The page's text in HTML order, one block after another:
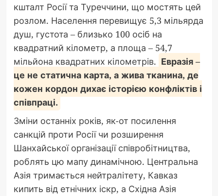
кшталт Росії та Туреччини, що мостять цей
розлом. Населення перевищує 5,3 мільярда
душ, густота – близько 100 осіб на
квадратний кілометр, а площа – 54,7
мільйона квадратних кілометрів. Евразія –
це не статична карта, а жива тканина, де
кожен кордон дихає історією конфліктів і
співпраці.
Зміни останніх років, як-от посилення
санкцій проти Росії чи розширення
Шанхайської організації співробітництва,
роблять цю мапу динамічною. Центральна
Азія тримається нейтралітету, Кавказ
кипить від етнічних іскр, а Східна Азія